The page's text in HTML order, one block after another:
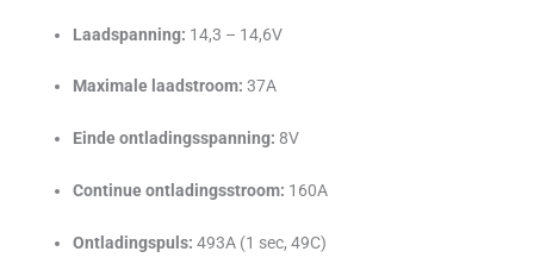
Laadspanning: 14,3 – 14,6V
Maximale laadstroom: 37A
Einde ontladingsspanning: 8V
Continue ontladingsstroom: 160A
Ontladingspuls: 493A (1 sec, 49C)